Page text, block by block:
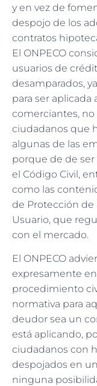
y en vez de
despojo de los
contratos
El ONPECO
usuarios de
desamparados,
para ser aplicada
comerciantes, no
ciudadanos que
algunas de las
porque de de
el Código Civil,
como las
de Protección de
Usuario, que
con el mercado.
El ONPECO
expresamente en
procedimiento
normativa para
deudor sea un
está aplicando,
ciudadanos con
despojados en
ninguna